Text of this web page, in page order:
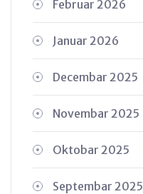
Februar 2026
Januar 2026
Decembar 2025
Novembar 2025
Oktobar 2025
Septembar 2025